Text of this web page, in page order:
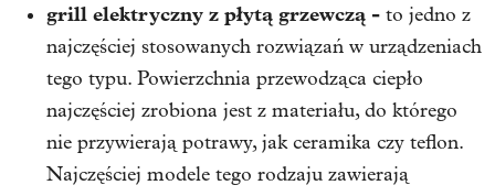
grill elektryczny z płytą grzewczą - to jedno z
najczęściej stosowanych rozwiązań w urządzeniach
tego typu. Powierzchnia przewodząca ciepło
najczęściej zrobiona jest z materiału, do którego
nie przywierają potrawy, jak ceramika czy teflon.
Najczęściej modele tego rodzaju zawierają